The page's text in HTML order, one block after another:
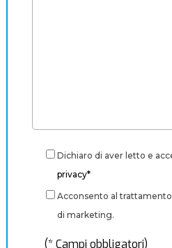
Dichiaro di aver letto e
privacy*
Acconsento al
di marketing.
(* Campi obbligatori)